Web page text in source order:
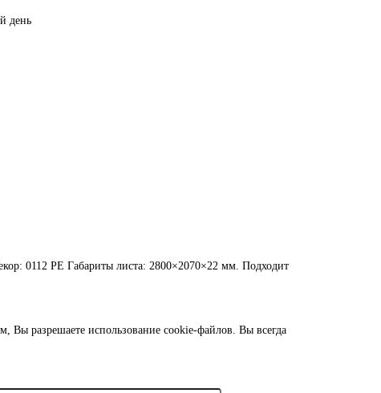
день
0112 PE Габариты листа: 2800×2070×22 мм. Подходит
Вы разрешаете использование cookie-файлов. Вы всегда